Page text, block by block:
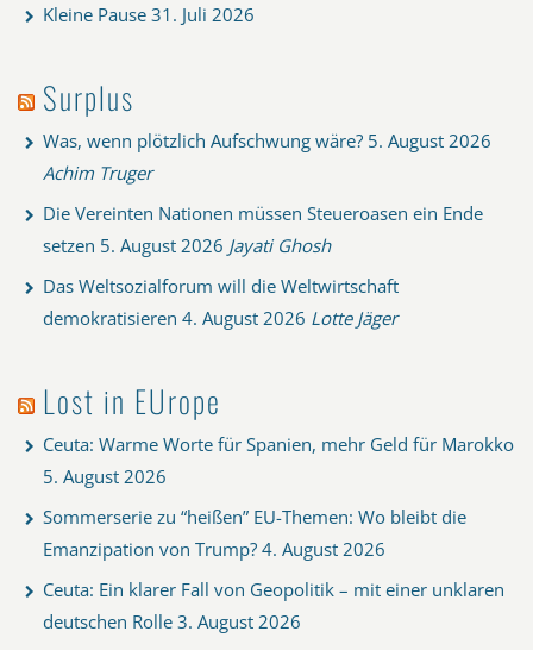
Kleine Pause 31. Juli 2026
Surplus
Was, wenn plötzlich Aufschwung wäre? 5. August 2026
Achim Truger
Die Vereinten Nationen müssen Steueroasen ein Ende
setzen 5. August 2026 Jayati Ghosh
Das Weltsozialforum will die Weltwirtschaft
demokratisieren 4. August 2026 Lotte Jäger
Lost in EUrope
Ceuta: Warme Worte für Spanien, mehr Geld für Marokko
5. August 2026
Sommerserie zu “heißen” EU-Themen: Wo bleibt die
Emanzipation von Trump? 4. August 2026
Ceuta: Ein klarer Fall von Geopolitik – mit einer unklaren
deutschen Rolle 3. August 2026